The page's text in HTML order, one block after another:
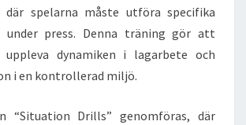
där spelarna måste utföra specifika
under press. Denna träning gör att
uppleva dynamiken i lagarbete och
i en kontrollerad miljö.
“Situation Drills” genomföras, där